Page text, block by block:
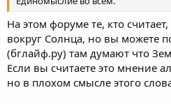
На этом форуме те, кто
вокруг Солнца, но вы можете
(бглайф.ру) там думают что
Если вы считаете это мнение
но в плохом смысле этого